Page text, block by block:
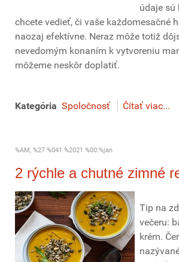
údaje sú
chcete vedieť, či vaše každomesačné
naozaj efektívne. Neraz môže totiž
nevedomým konaním k vytvoreniu
môžeme neskôr doplatiť.
Kategória Spoločnosť Čítať viac...
%AM, %27 %041 %2021 %00:%jan
2 rýchle a chutné zimné
Tip na
večeru:
krém.